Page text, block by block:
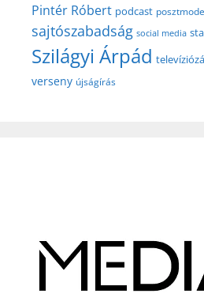
Pintér Róbert podcast
sajtószabadság social media
Szilágyi Árpád
verseny újságírás